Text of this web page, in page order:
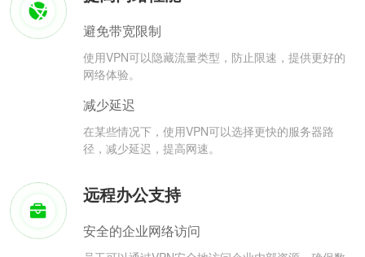
避免带宽限制
使用VPN可以隐藏流量类型，防止限速，提供更好的
网络体验。
减少延迟
在某些情况下，使用VPN可以选择更快的服务器路
径，减少延迟，提高网速。
远程办公支持
安全的企业网络访问